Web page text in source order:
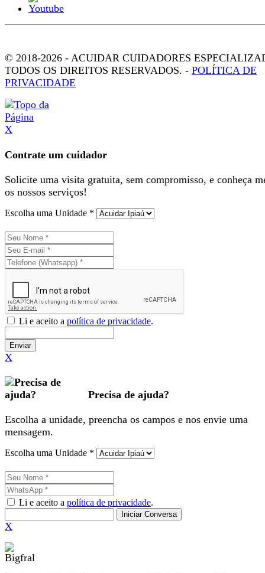
© 2018-2026 - ACUIDAR CUIDADORES
TODOS OS DIREITOS RESERVADOS. - POLÍTICA DE
PRIVACIDADE
X
Contrate um cuidador
Solicite uma visita gratuita, sem compromisso, e conheça
os nossos serviços!
Escolha uma Unidade *
Li e aceito a política de privacidade.
Enviar
X
Precisa de ajuda?
Escolha a unidade, preencha os campos e nos envie uma
mensagem.
Escolha uma Unidade *
Li e aceito a política de privacidade.
Iniciar Conversa
X